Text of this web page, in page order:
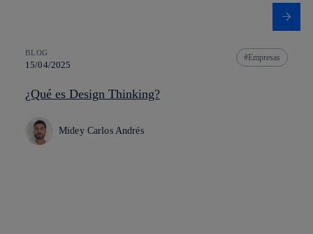
BLOG
15/04/2025
Empresas
¿Qué es Design Thinking?
Midey Carlos Andrés